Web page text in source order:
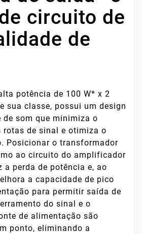
circuito de
de
potência de 100 W* x 2
sua classe, possui um design
som que minimiza o
rotas de sinal e otimiza o
Posicionar o transformador
ao circuito do amplificador
a perda de potência e, ao
a capacidade de pico
para permitir saída de
do sinal e o
de alimentação são
ponto, eliminando a